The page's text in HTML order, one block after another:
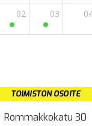
TOIMISTON OSOITE
Rommakkokatu 30